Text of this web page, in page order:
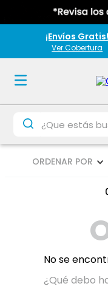
¡Envíos Gratis!
Ver Cobertura
¿Que estás buscando?
ORDENAR POR
No se
¿Qué debo